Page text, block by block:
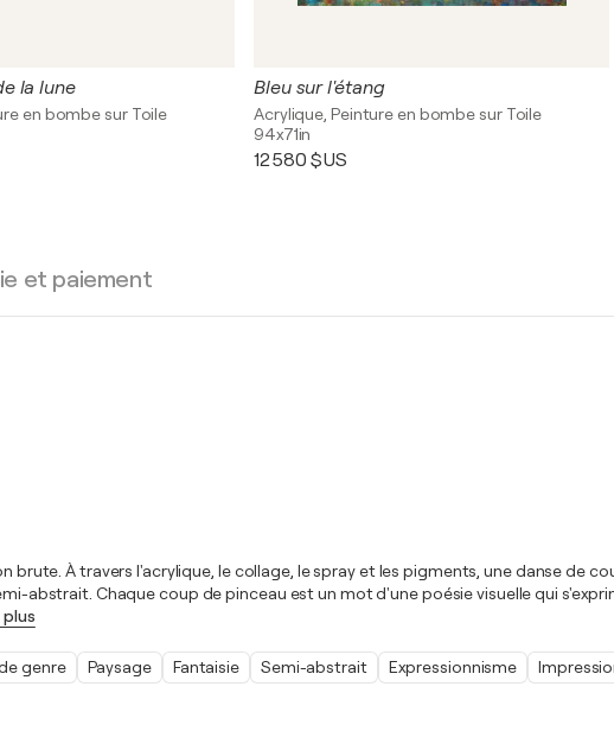
la lune
en bombe sur Toile
Bleu sur l'étang
Acrylique, Peinture en bombe sur Toile
94x71in
12 580 $US
et paiement
À travers l'acrylique, le collage, le spray et les pigments, une danse de
abstrait. Chaque coup de pinceau est un mot d'une poésie visuelle qui
plus
genre Paysage Fantaisie Semi-abstrait Expressionnisme